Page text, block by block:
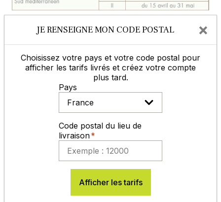
Infos cahier des charges, chartes de
qualités, normes …
Pour nos semences certifiées, il est indispensable
de conserver l'étiquette de certification avec le
numéro de lot. Sans ces éléments, aucune
réclamation ne pourra être ouverte.
ACCUEIL, CONSEILS, SAV
JE RENSEIGNE MON CODE POSTAL ×
Choisissez votre pays et votre code postal pour
afficher les tarifs livrés et créez votre compte
plus tard.
Pays
Code postal du lieu de
livraison
Afficher les tarifs